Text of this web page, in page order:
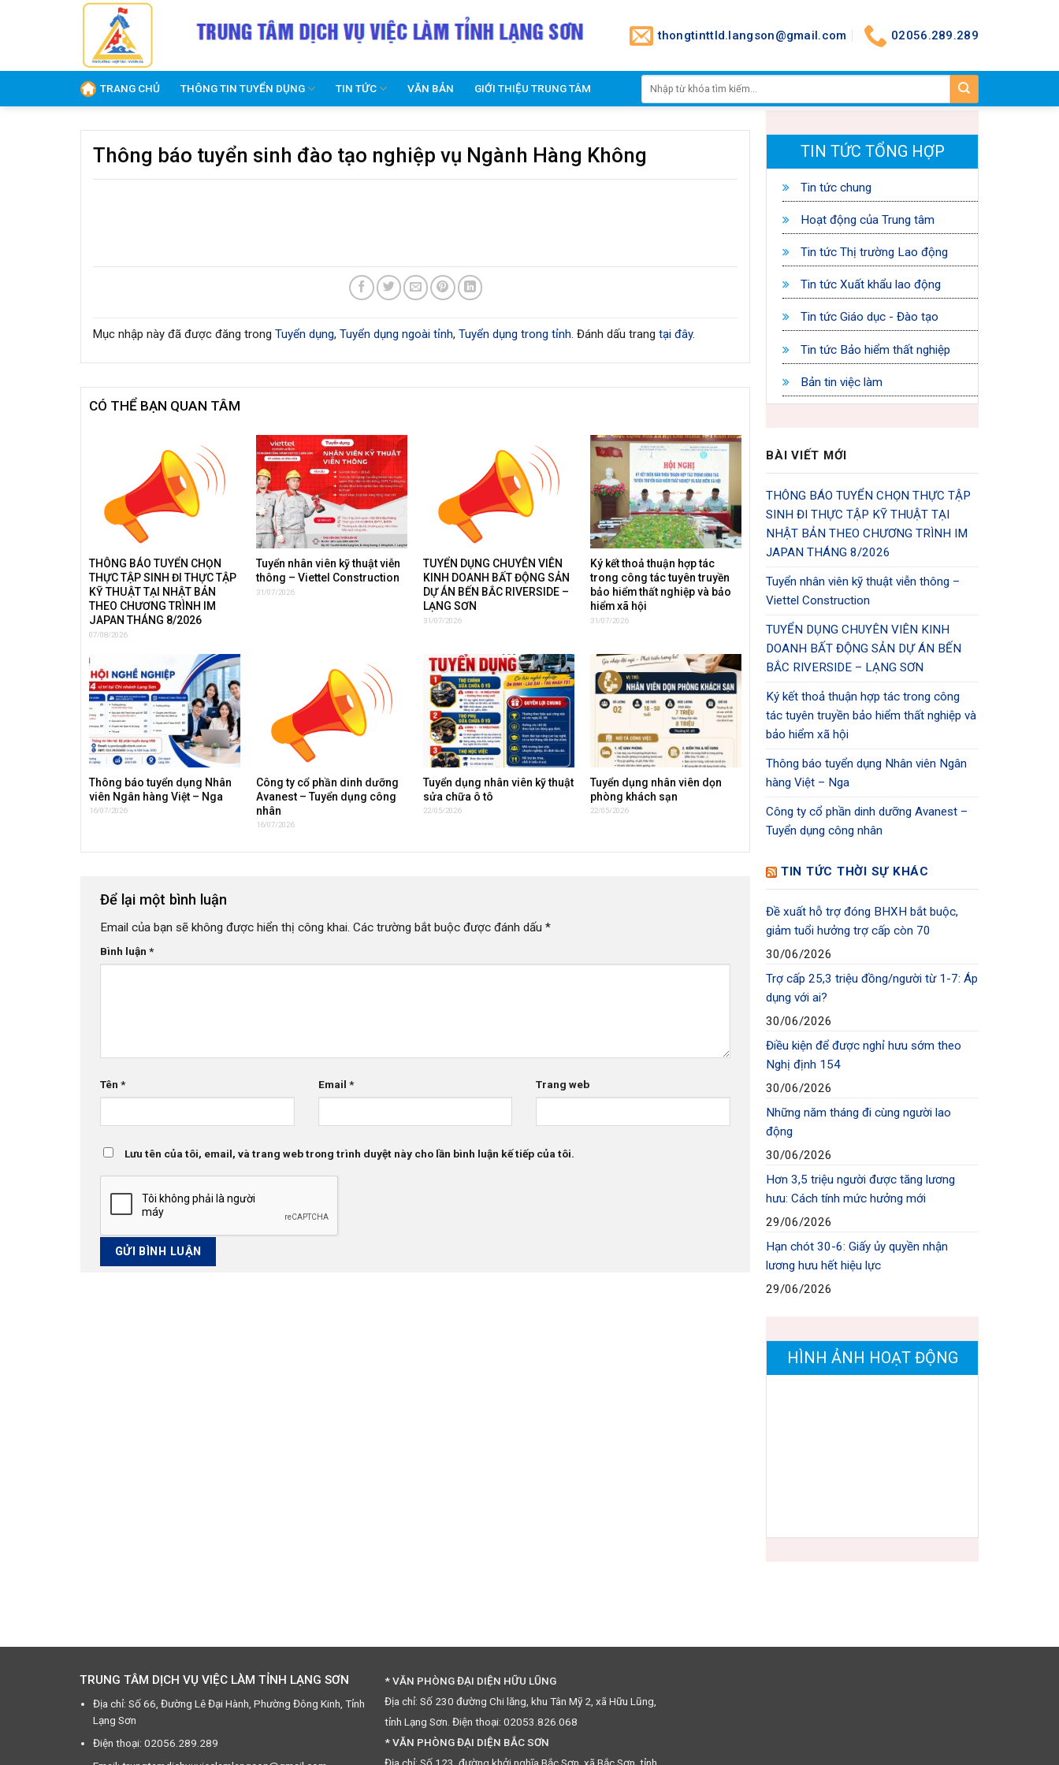
thongtinttld.langson@gmail.com 02056.289.289
TRANG CHỦ THÔNG TIN TUYỂN DỤNG TIN TỨC VĂN BẢN GIỚI THIỆU TRUNG TÂM
Thông báo tuyển sinh đào tạo nghiệp vụ Ngành Hàng Không
Mục nhập này đã được đăng trong Tuyển dụng, Tuyển dụng ngoài tỉnh, Tuyển dụng trong tỉnh . Đánh dấu trang tại đây.
CÓ THỂ BẠN QUAN TÂM
THÔNG BÁO TUYỂN CHỌN
THỰC TẬP SINH ĐI THỰC TẬP
KỸ THUẬT TẠI NHẬT BẢN
THEO CHƯƠNG TRÌNH IM
JAPAN THÁNG 8/2026
07/08/2026
Tuyển nhân viên kỹ thuật viễn
thông – Viettel Construction
31/07/2026
TUYỂN DỤNG CHUYÊN VIÊN
KINH DOANH BẤT ĐỘNG SẢN
DỰ ÁN BẾN BẮC RIVERSIDE –
LẠNG SƠN
31/07/2026
Ký kết thoả thuận hợp tác
trong công tác tuyên truyền
bảo hiểm thất nghiệp và bảo
hiểm xã hội
31/07/2026
Thông báo tuyển dụng Nhân
viên Ngân hàng Việt – Nga
16/07/2026
Công ty cổ phần dinh dưỡng
Avanest – Tuyển dụng công
nhân
16/07/2026
Tuyển dụng nhân viên kỹ thuật
sửa chữa ô tô
22/05/2026
Tuyển dụng nhân viên dọn
phòng khách sạn
22/05/2026
Để lại một bình luận
Email của bạn sẽ không được hiển thị công khai. Các trường bắt buộc được đánh dấu *
Bình luận *
Tên * Email * Trang web
Lưu tên của tôi, email, và trang web trong trình duyệt này cho lần bình luận kế tiếp của tôi.
TIN TỨC TỔNG HỢP
Tin tức chung
Hoạt động của Trung tâm
Tin tức Thị trường Lao động
Tin tức Xuất khẩu lao động
Tin tức Giáo dục - Đào tạo
Tin tức Bảo hiểm thất nghiệp
Bản tin việc làm
BÀI VIẾT MỚI
THÔNG BÁO TUYỂN CHỌN THỰC TẬP
SINH ĐI THỰC TẬP KỸ THUẬT TẠI
NHẬT BẢN THEO CHƯƠNG TRÌNH IM
JAPAN THÁNG 8/2026
Tuyển nhân viên kỹ thuật viễn thông –
Viettel Construction
TUYỂN DỤNG CHUYÊN VIÊN KINH
DOANH BẤT ĐỘNG SẢN DỰ ÁN BẾN
BẮC RIVERSIDE – LẠNG SƠN
Ký kết thoả thuận hợp tác trong công
tác tuyên truyền bảo hiểm thất nghiệp và
bảo hiểm xã hội
Thông báo tuyển dụng Nhân viên Ngân
hàng Việt – Nga
Công ty cổ phần dinh dưỡng Avanest –
Tuyển dụng công nhân
TIN TỨC THỜI SỰ KHÁC
Đề xuất hỗ trợ đóng BHXH bắt buộc,
giảm tuổi hưởng trợ cấp còn 70
30/06/2026
Trợ cấp 25,3 triệu đồng/người từ 1-7: Áp
dụng với ai?
30/06/2026
Điều kiện để được nghỉ hưu sớm theo
Nghị định 154
30/06/2026
Những năm tháng đi cùng người lao
động
30/06/2026
Hơn 3,5 triệu người được tăng lương
hưu: Cách tính mức hưởng mới
29/06/2026
Hạn chót 30-6: Giấy ủy quyền nhận
lương hưu hết hiệu lực
29/06/2026
HÌNH ẢNH HOẠT ĐỘNG
TRUNG TÂM DỊCH VỤ VIỆC LÀM TỈNH LẠNG SƠN
Địa chỉ: Số 66, Đường Lê Đại Hành, Phường Đông Kinh, Tỉnh
Lạng Sơn
Điện thoại: 02056.289.289
* VĂN PHÒNG ĐẠI DIỆN HỮU LŨNG
Địa chỉ: Số 230 đường Chi lăng, khu Tân Mỹ 2, xã Hữu Lũng,
tỉnh Lạng Sơn. Điện thoại: 02053.826.068
* VĂN PHÒNG ĐẠI DIỆN BẮC SƠN